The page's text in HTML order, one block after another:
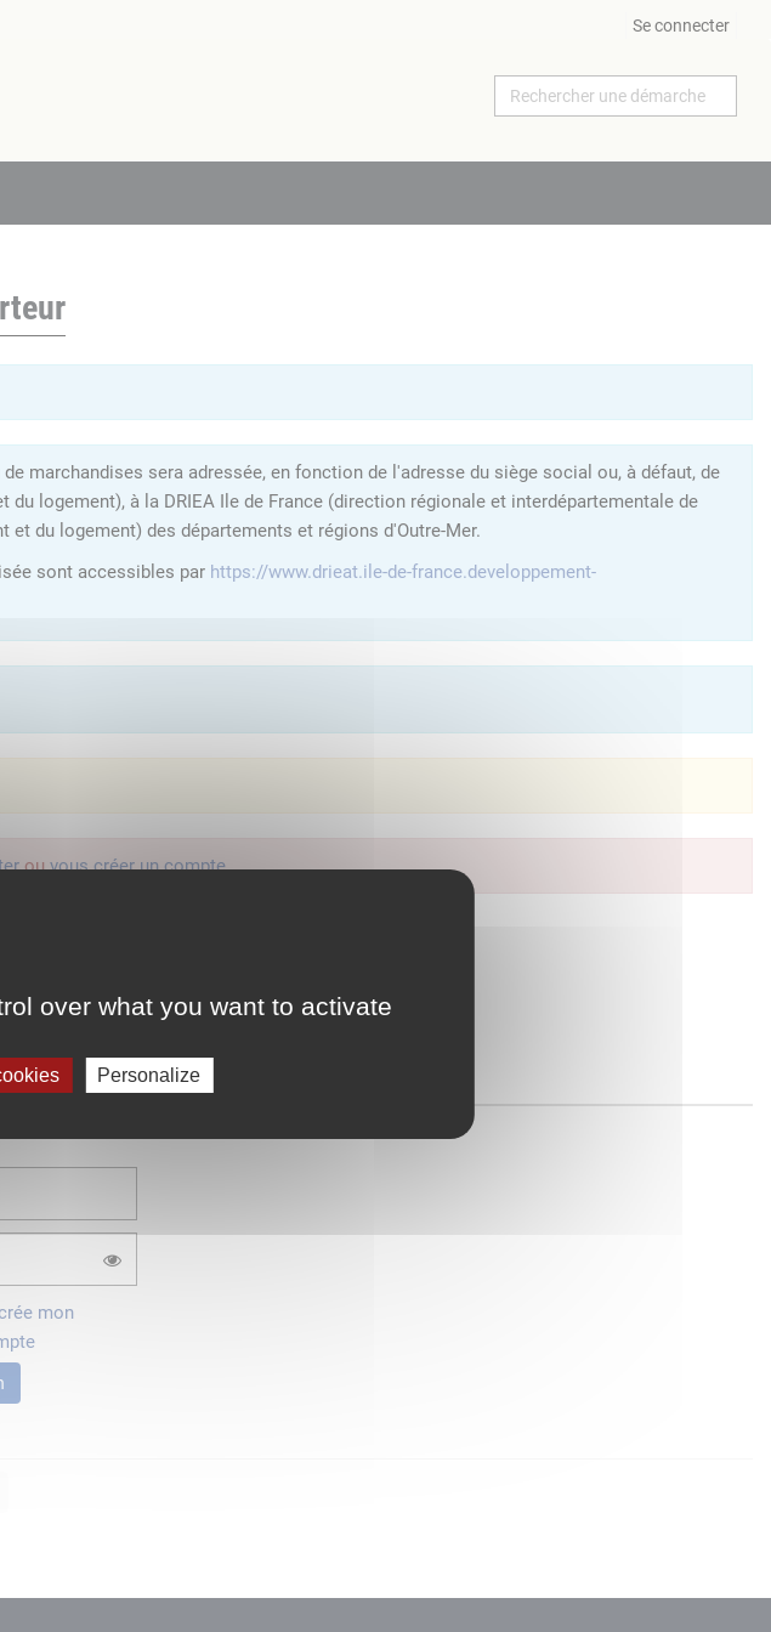
over what you want to activate
Personalize
Se connecter
marchandises sera adressée, en fonction de l'adresse du siège social ou, à défaut, de
logement), à la DRIEA Ile de France (direction régionale et interdépartementale de
et du logement) des départements et régions d'Outre-Mer.
sont accessibles par https://www.drieat.ile-de-france.developpement-
ouvous créer un compte
et simplifier la connexion à vos services en ligne.
?
mon